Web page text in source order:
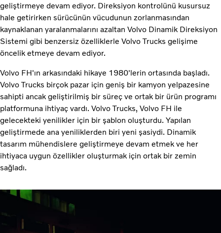
geliştirmeye devam ediyor. Direksiyon kontrolünü kusursuz
hale getirirken sürücünün vücudunun zorlanmasından
kaynaklanan yaralanmalarını azaltan Volvo Dinamik Direksiyon
Sistemi gibi benzersiz özelliklerle Volvo Trucks gelişime
öncelik etmeye devam ediyor.
Volvo FH'ın arkasındaki hikaye 1980'lerin ortasında başladı.
Volvo Trucks birçok pazar için geniş bir kamyon yelpazesine
sahipti ancak geliştirilmiş bir süreç ve ortak bir ürün programı
platformuna ihtiyaç vardı. Volvo Trucks, Volvo FH ile
gelecekteki yenilikler için bir şablon oluşturdu. Yapılan
geliştirmede ana yeniliklerden biri yeni şasiydi. Dinamik
tasarım mühendislere geliştirmeye devam etmek ve her
ihtiyaca uygun özellikler oluşturmak için ortak bir zemin
sağladı.